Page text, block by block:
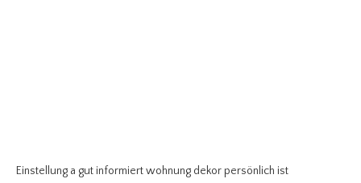
Einstellung a gut informiert wohnung dekor persönlich ist